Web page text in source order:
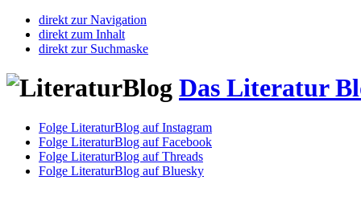
direkt zur Navigation
direkt zum Inhalt
direkt zur Suchmaske
Das Literatur
Folge LiteraturBlog auf Instagram
Folge LiteraturBlog auf Facebook
Folge LiteraturBlog auf Threads
Folge LiteraturBlog auf Bluesky